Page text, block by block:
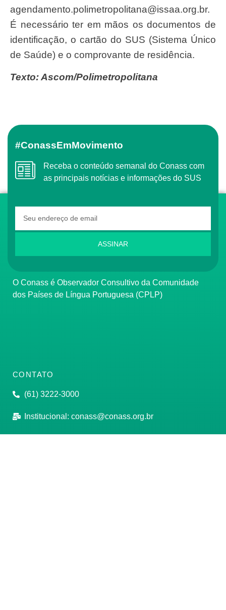
agendamento.polimetropolitana@issaa.org.br.
É necessário ter em mãos os documentos de
identificação, o cartão do SUS (Sistema Único
de Saúde) e o comprovante de residência.
Texto: Ascom/Polimetropolitana
#ConassEmMovimento
Receba o conteúdo semanal do Conass com
as principais notícias e informações do SUS
ASSINAR
O Conass é Observador Consultivo da Comunidade
dos Países de Língua Portuguesa (CPLP)
CONTATO
(61) 3222-3000
Institucional: conass@conass.org.br